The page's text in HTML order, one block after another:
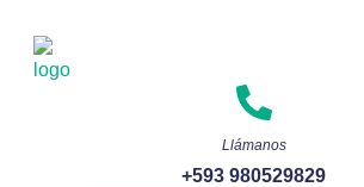
Llámanos
+593 980529829